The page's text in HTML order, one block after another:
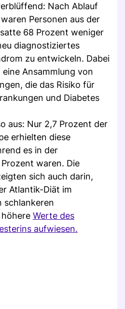
Nach Ablauf
Personen aus der
68 Prozent weniger
diagnostiziertes
zu entwickeln. Dabei
Ansammlung von
die das Risiko für
und Diabetes
aus: Nur 2,7 Prozent der
erhielten diese
es in der
waren. Die
sich auch darin,
Atlantik-Diät im
schlankeren
Werte des
aufwiesen.